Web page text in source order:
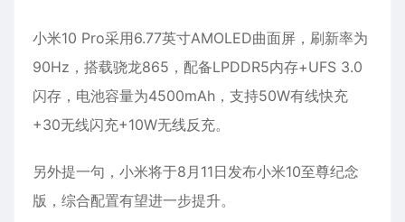
小米10 Pro采用6.77英寸AMOLED曲面屏，刷新率为
90Hz，搭载骁龙865，配备LPDDR5内存+UFS 3.0
闪存，电池容量为4500mAh，支持50W有线快充
+30无线闪充+10W无线反充。
另外提一句，小米将于8月11日发布小米10至尊纪念
版，综合配置有望进一步提升。